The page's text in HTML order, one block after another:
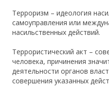
Терроризм – идеология
самоуправления или
насильственных действий.
Террористический акт –
человека, причинения
деятельности органов
совершения указанных